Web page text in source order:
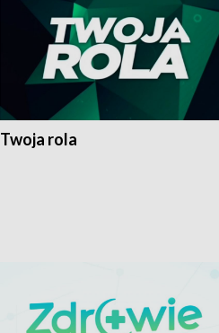
Twoja rola